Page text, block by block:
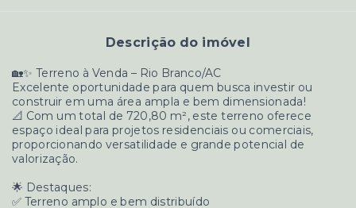
Descrição do imóvel
🏡✨ Terreno à Venda – Rio Branco/AC
Excelente oportunidade para quem busca investir ou
construir em uma área ampla e bem dimensionada!
📐 Com um total de 720,80 m², este terreno oferece
espaço ideal para projetos residenciais ou comerciais,
proporcionando versatilidade e grande potencial de
valorização.
🌟 Destaques:
✅ Terreno amplo e bem distribuído